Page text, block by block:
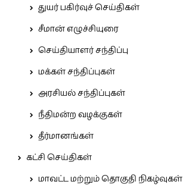
துயர் பகிர்வுச் செய்திகள்
சீமான் எழுச்சியுரை
செய்தியாளர் சந்திப்பு
மக்கள் சந்திப்புகள்
அரசியல் சந்திப்புகள்
நீதிமன்ற வழக்குகள்
தீர்மானங்கள்
கட்சி செய்திகள்
மாவட்ட மற்றும் தொகுதி நிகழ்வுகள்